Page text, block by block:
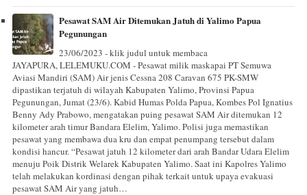
Pesawat SAM Air Ditemukan Jatuh di Yalimo Papua
Pegunungan
23/06/2023 - klik judul untuk membaca
JAYAPURA, LELEMUKU.COM - Pesawat milik maskapai PT Semuwa
Aviasi Mandiri (SAM) Air jenis Cessna 208 Caravan 675 PK-SMW
dipastikan terjatuh di wilayah Kabupaten Yalimo, Provinsi Papua
Pegunungan, Jumat (23/6). Kabid Humas Polda Papua, Kombes Pol Ignatius
Benny Ady Prabowo, mengatakan puing pesawat SAM Air ditemukan 12
kilometer arah timur Bandara Elelim, Yalimo. Polisi juga memastikan
pesawat yang membawa dua kru dan empat penumpang tersebut dalam
kondisi hancur. “Pesawat jatuh 12 kilometer dari arah Bandar Udara Elelim
menuju Poik Distrik Welarek Kabupaten Yalimo. Saat ini Kapolres Yalimo
telah melakukan kordinasi dengan pihak terkait untuk upaya evakuasi
pesawat SAM Air yang jatuh…